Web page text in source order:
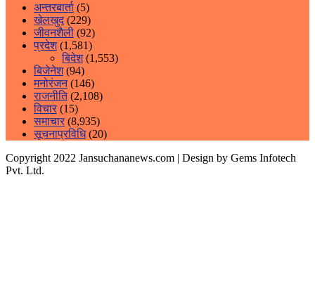
अन्तरबार्ता (5)
खेलखुद(229)
जीवनशैली (92)
प्रदेश(1,581)
बिदेश(1,553)
बिजेनेश(94)
मनोरंजन(146)
राजनीति(2,108)
विचार(15)
समाचार(8,935)
सूचनाप्रविधि(20)
Copyright 2022 Jansuchananews.com | Design by Gems Infotech
Pvt. Ltd.